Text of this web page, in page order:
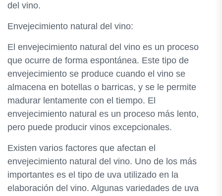
del vino.
Envejecimiento natural del vino:
El envejecimiento natural del vino es un proceso
que ocurre de forma espontánea. Este tipo de
envejecimiento se produce cuando el vino se
almacena en botellas o barricas, y se le permite
madurar lentamente con el tiempo. El
envejecimiento natural es un proceso más lento,
pero puede producir vinos excepcionales.
Existen varios factores que afectan el
envejecimiento natural del vino. Uno de los más
importantes es el tipo de uva utilizado en la
elaboración del vino. Algunas variedades de uva